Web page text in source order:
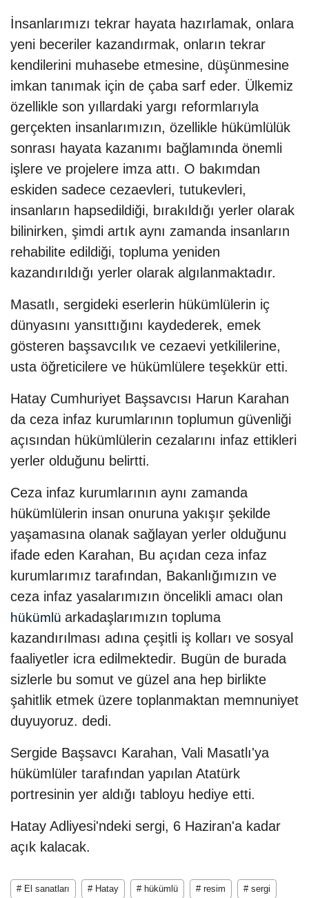
İnsanlarımızı tekrar hayata hazırlamak, onlara
yeni beceriler kazandırmak, onların tekrar
kendilerini muhasebe etmesine, düşünmesine
imkan tanımak için de çaba sarf eder. Ülkemiz
özellikle son yıllardaki yargı reformlarıyla
gerçekten insanlarımızın, özellikle hükümlülük
sonrası hayata kazanımı bağlamında önemli
işlere ve projelere imza attı. O bakımdan
eskiden sadece cezaevleri, tutukevleri,
insanların hapsedildiği, bırakıldığı yerler olarak
bilinirken, şimdi artık aynı zamanda insanların
rehabilite edildiği, topluma yeniden
kazandırıldığı yerler olarak algılanmaktadır.
Masatlı, sergideki eserlerin hükümlülerin iç
dünyasını yansıttığını kaydederek, emek
gösteren başsavcılık ve cezaevi yetkililerine,
usta öğreticilere ve hükümlülere teşekkür etti.
Hatay Cumhuriyet Başsavcısı Harun Karahan
da ceza infaz kurumlarının toplumun güvenliği
açısından hükümlülerin cezalarını infaz ettikleri
yerler olduğunu belirtti.
Ceza infaz kurumlarının aynı zamanda
hükümlülerin insan onuruna yakışır şekilde
yaşamasına olanak sağlayan yerler olduğunu
ifade eden Karahan, Bu açıdan ceza infaz
kurumlarımız tarafından, Bakanlığımızın ve
ceza infaz yasalarımızın öncelikli amacı olan
hükümlü arkadaşlarımızın topluma
kazandırılması adına çeşitli iş kolları ve sosyal
faaliyetler icra edilmektedir. Bugün de burada
sizlerle bu somut ve güzel ana hep birlikte
şahitlik etmek üzere toplanmaktan memnuniyet
duyuyoruz. dedi.
Sergide Başsavcı Karahan, Vali Masatlı'ya
hükümlüler tarafından yapılan Atatürk
portresinin yer aldığı tabloyu hediye etti.
Hatay Adliyesi'ndeki sergi, 6 Haziran'a kadar
açık kalacak.
# El sanatları # Hatay # hükümlü # resim # sergi